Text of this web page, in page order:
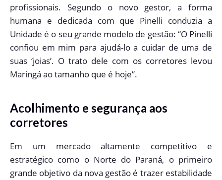
profissionais. Segundo o novo gestor, a forma
humana e dedicada com que Pinelli conduzia a
Unidade é o seu grande modelo de gestão: “O Pinelli
confiou em mim para ajudá-lo a cuidar de uma de
suas ‘joias’. O trato dele com os corretores levou
Maringá ao tamanho que é hoje”.
Acolhimento e segurança aos
corretores
Em um mercado altamente competitivo e
estratégico como o Norte do Paraná, o primeiro
grande objetivo da nova gestão é trazer estabilidade